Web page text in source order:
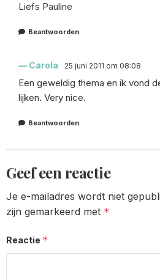
Liefs Pauline
Beantwoorden
Carola 25 juni 2011 om 08:08
Een geweldig thema en ik vond
lijken. Very nice.
Beantwoorden
Geef een reactie
Je e-mailadres wordt niet
zijn gemarkeerd met *
Reactie *